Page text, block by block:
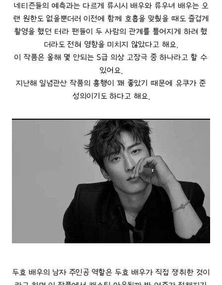
네티즌들의 예측과는 다르게 류시시 배우와 류우녀 배우는 오
랜 원한도 없을뿐더러 이전에 함께 호흡을 맞췄을 때도 즐겁게
촬영을 했던 터라 팬들이 두 사람의 관계를 틀어지게 하려 했
더라도 전혀 영향을 미치지 않았다고 해요.
이 작품은 올해 몇 안되는 S급 의상 고장극 중 하나라고 할 수
있어요.
지난해 일념관산 작품의 흥행이 꽤 좋았기 때문에 유쿠가 준
성의이기도 하다고 해요.
두효 배우의 남자 주인공 역할은 두효 배우가 직접 쟁취한 것이